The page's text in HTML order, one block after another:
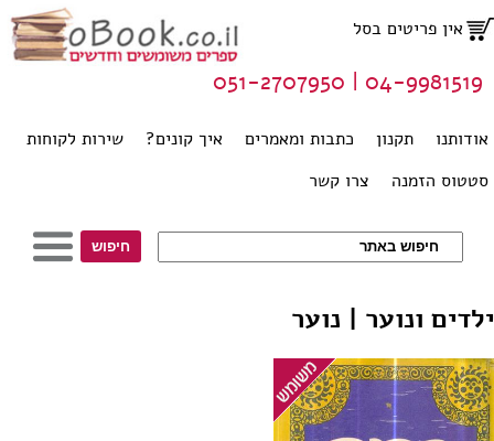
אין פריטים בסל
אודותנו תקנון כתבות ומאמרים איך קונים?
שירות לקוחות
סטטוס הזמנה
צרו קשר
04-9981519 | 051-2707950
ילדים ונוער | נוער